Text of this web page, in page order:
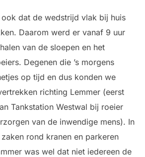
dat de wedstrijd vlak bij huis
Daarom werd er vanaf 9 uur
van de sloepen en het
Degenen die ’s morgens
op tijd en dus konden we
richting Lemmer (eerst
Tankstation Westwal bij roeier
van de inwendige mens). In
rond kranen en parkeren
was wel dat niet iedereen de